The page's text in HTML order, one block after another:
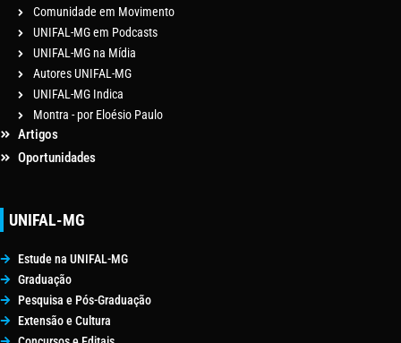
Comunidade em Movimento
UNIFAL-MG em Podcasts
UNIFAL-MG na Mídia
Autores UNIFAL-MG
UNIFAL-MG Indica
Montra - por Eloésio Paulo
Artigos
Oportunidades
UNIFAL-MG
Estude na UNIFAL-MG
Graduação
Pesquisa e Pós-Graduação
Extensão e Cultura